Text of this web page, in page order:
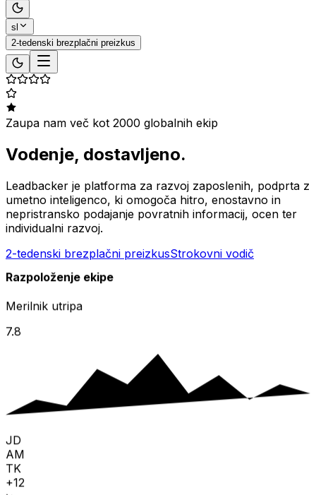
sl
2-tedenski brezplačni preizkus
Zaupa nam več kot 2000 globalnih ekip
Vodenje, dostavljeno.
Leadbacker je platforma za razvoj zaposlenih, podprta z
umetno inteligenco, ki omogoča hitro, enostavno in
nepristransko podajanje povratnih informacij, ocen ter
individualni razvoj.
2-tedenski brezplačni preizkusStrokovni vodič
Razpoloženje ekipe
Merilnik utripa
7.8
JD
AM
TK
+12